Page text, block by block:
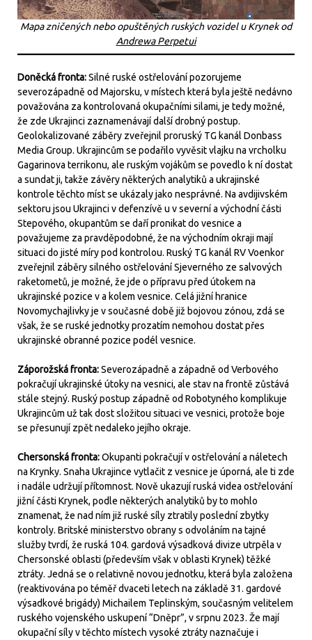
Mapa zničených nebo opuštěných ruských vozidel u Krynek od
Andrewa Perpetui
Doněcká fronta:Silné ruské ostřelování pozorujeme
severozápadně od Majorsku, v místech která byla ještě nedávno
považována za kontrolovaná okupačními silami, je tedy možné,
že zde Ukrajinci zaznamenávají další drobný postup.
Geolokalizované záběry zveřejnil proruský TG kanál Donbass
Media Group. Ukrajincům se podařilo vyvěsit vlajku na vrcholku
Gagarinova terrikonu, ale ruským vojákům se povedlo k ní dostat
a sundat ji, takže závěry některých analytiků a ukrajinské
kontrole těchto míst se ukázaly jako nesprávné. Na avdijivském
sektoru jsou Ukrajinci v defenzívě u v severní a východní části
Stepového, okupantům se daří pronikat do vesnice a
považujeme za pravděpodobné, že na východním okraji mají
situaci do jisté míry pod kontrolou. Ruský TG kanál RV Voenkor
zveřejnil záběry silného ostřelování Sjeverného ze salvových
raketometů, je možné, že jde o přípravu před útokem na
ukrajinské pozice v a kolem vesnice. Celá jižní hranice
Novomychajlivky je v současné době již bojovou zónou, zdá se
však, že se ruské jednotky prozatím nemohou dostat přes
ukrajinské obranné pozice podél vesnice.
Záporožská fronta:Severozápadně a západně od Verbového
pokračují ukrajinské útoky na vesnici, ale stav na frontě zůstává
stále stejný. Ruský postup západně od Robotyného komplikuje
Ukrajincům už tak dost složitou situaci ve vesnici, protože boje
se přesunují zpět nedaleko jejího okraje.
Chersonská fronta:Okupanti pokračují v ostřelování a náletech
na Krynky. Snaha Ukrajince vytlačit z vesnice je úporná, ale ti zde
i nadále udržují přítomnost. Nově ukazují ruská videa ostřelování
jižní části Krynek, podle některých analytiků by to mohlo
znamenat, že nad ním již ruské síly ztratily poslední zbytky
kontroly. Britské ministerstvo obrany s odvoláním na tajné
služby tvrdí, že ruská 104. gardová výsadková divize utrpěla v
Chersonské oblasti (především však v oblasti Krynek) těžké
ztráty. Jedná se o relativně novou jednotku, která byla založena
(reaktivována po téměř dvaceti letech na základě 31. gardové
výsadkové brigády) Michailem Teplinským, současným velitelem
ruského vojenského uskupení “Dněpr”, v srpnu 2023. Že mají
okupační síly v těchto místech vysoké ztráty naznačuje i